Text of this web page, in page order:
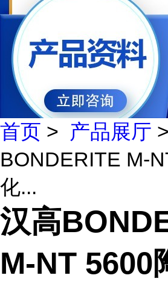
首页 > 产品展厅
BONDERITE M-
化...
汉高
M-NT 5600